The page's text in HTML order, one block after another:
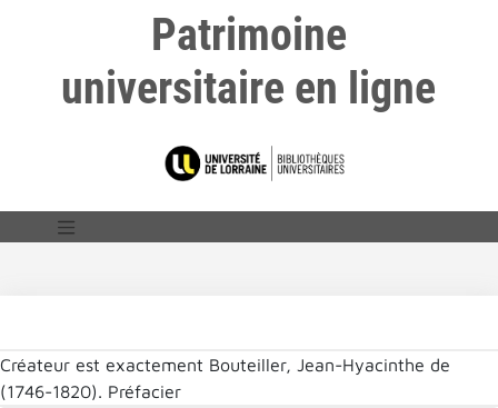
Patrimoine
universitaire en ligne
Créateur est exactement Bouteiller, Jean-Hyacinthe de
(1746-1820). Préfacier